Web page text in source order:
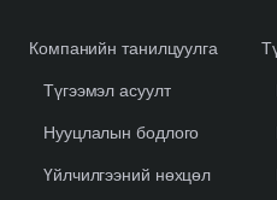
Компанийн танилцуулга
Түгээмэл асуулт
Нууцлалын бодлого
Үйлчилгээний нөхцөл